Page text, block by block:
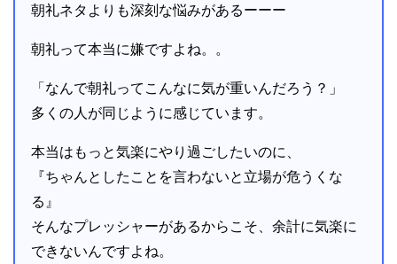
朝礼ネタよりも深刻な悩みがあるーーー
朝礼って本当に嫌ですよね。。
「なんで朝礼ってこんなに気が重いんだろう？」
多くの人が同じように感じています。
本当はもっと気楽にやり過ごしたいのに、
『ちゃんとしたことを言わないと立場が危うくな
る』
そんなプレッシャーがあるからこそ、余計に気楽に
できないんですよね。